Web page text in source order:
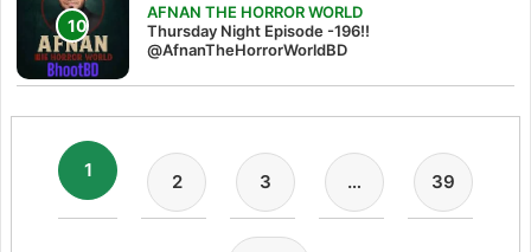
AFNAN THE HORROR WORLD
Thursday Night Episode -196!!
@AfnanTheHorrorWorldBD
1
2 3 … 39